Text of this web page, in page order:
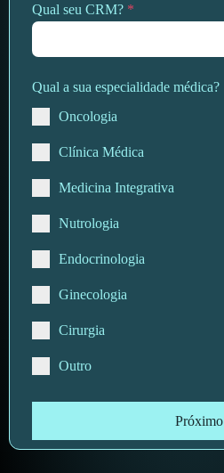
Qual seu CRM? *
Qual a sua especialidade médica?
Oncologia
Clínica Médica
Medicina Integrativa
Nutrologia
Endocrinologia
Ginecologia
Cirurgia
Outro
Próximo